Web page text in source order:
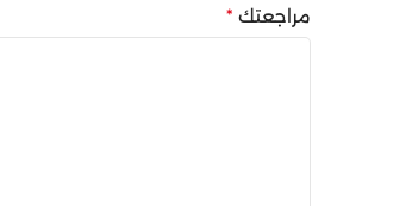
مراجعتك *